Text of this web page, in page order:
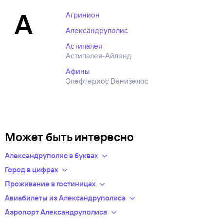
А
Агринион
Александруполис
Астипалея
Астипалея-Айленд
Афины
Элефтериос Венизелос
Может быть интересно
Александруполис в буквах
Указав конкретный пункт отправления, вы сможете узнать
Наш сервис позволяет быстро забронировать и купить
авиабилеты онлайн, выбрав подходящий вариант
определённой авиакомпании.
Город в цифрах
Часовой пояс: +03:00 GMT
Проживание в гостиницах
Гостиницы Александруполиса: 16 гостиниц, готовых стать
Авиабилеты из Александруполиса
Выбирайте билеты на самолет из Александруполиса как
Аэропорт Александруполиса